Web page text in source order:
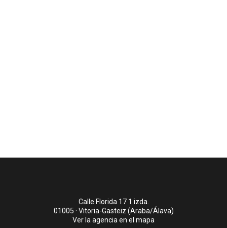
Calle Florida 17 1 izda.
01005 · Vitoria-Gasteiz (Araba/Álava)
Ver la agencia en el mapa